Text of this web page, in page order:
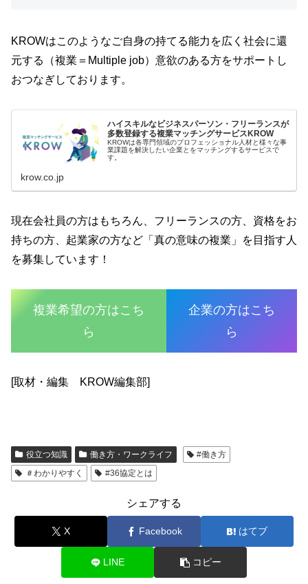
KROWはこのようなご自身の持てる能力を広く社会に還
元する（複業＝Multiple job）意欲のある方をサポートし
おつなぎしております。
ハイスキルなビジネスパーソン・フリーランスが
多数登録する複業マッチングサービスKROW
KROWは各専門領域のプロフェッショナル人材と様々な事
業課題を解決したい企業とをマッチングするサービスで
す。
krow.co.jp
現在会社員の方はもちろん、フリーランスの方、資格をお
持ちの方、起業家の方など「真の意味の複業」を目指す人
を募集しています！
複業希望の方はこち
ら
企業の方はこち
ら
[取材・編集 KROW編集部]
役立つ知識 働き方・ワークライフ
#働き方
＃わかりやすく
#36協定とは
シェアする
X Facebook はてブ
LINE コピー